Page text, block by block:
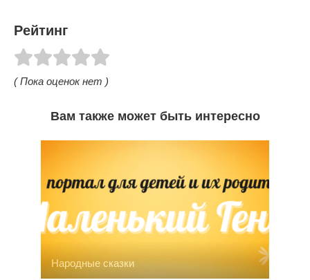
Рейтинг
( Пока оценок нет )
Вам также может быть интересно
Народные сказки